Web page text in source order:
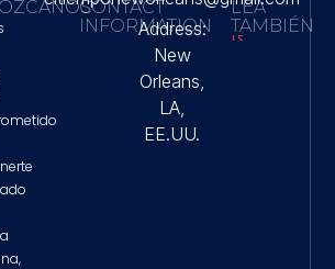
CONTACT
INFORMATION
Address:
New
Orleans,
LA,
EE.UU.
LEA
TAMBIÉN